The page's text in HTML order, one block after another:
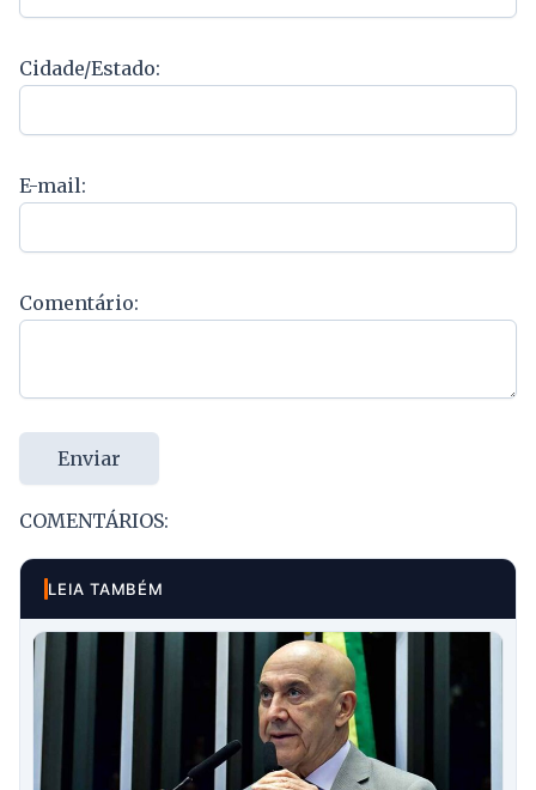
Cidade/Estado:
E-mail:
Comentário:
Enviar
COMENTÁRIOS:
LEIA TAMBÉM